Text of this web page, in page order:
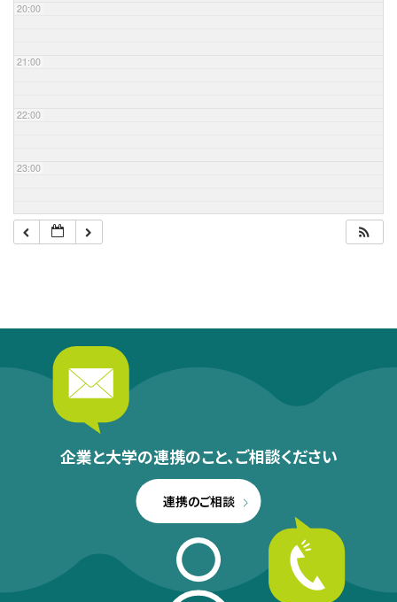
20:00
21:00
22:00
23:00
企業と大学の連携のこと、ご相談ください
連携のご相談